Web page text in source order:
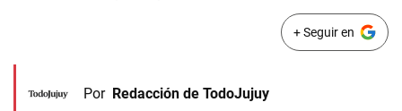
+ Seguir en
Por Redacción de TodoJujuy